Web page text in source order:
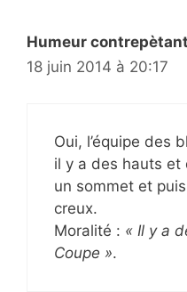
Humeur
18 juin 2014 à 20:17
Oui, l’équipe des
il y a des hauts et
un sommet et
creux.
Moralité : « Il y a
Coupe ».